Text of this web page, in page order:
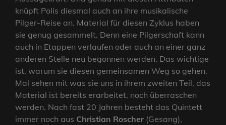
knüpft Polis diesmal auch an ihre musikalische
Pilger-Reise an. Material für diesen Zyklus haben
sie genug gesammelt. Denn eine Pilgerschaft kann
auch in Etappen verlaufen oder auch an einer ganz
anderen Stelle neu begonnen werden. Das wichtige
ist, warum sie diesen gemeinsamen Weg so gehen.
Mal sehen mit was sie uns in ihrem zweiten Teil, das
Material ist bereits erarbeitet, noch überraschen
werden. Nach fast 20 Jahren besteht das Quintett
immer noch aus Christian Roscher(Gesang),